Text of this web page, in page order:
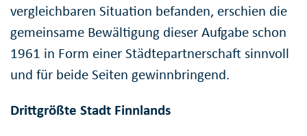
vergleichbaren Situation befanden, erschien die
gemeinsame Bewältigung dieser Aufgabe schon
1961 in Form einer Städtepartnerschaft sinnvoll
und für beide Seiten gewinnbringend.
Drittgrößte Stadt Finnlands